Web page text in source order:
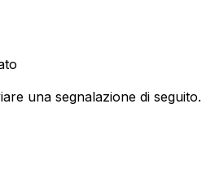
una segnalazione di seguito.